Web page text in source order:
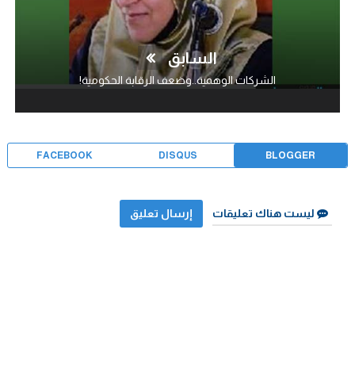
السابق
الشركات الوهمية..وضعف الرقابة الحكومية!
BLOGGER
DISQUS
FACEBOOK
ليست هناك تعليقات إرسال تعليق